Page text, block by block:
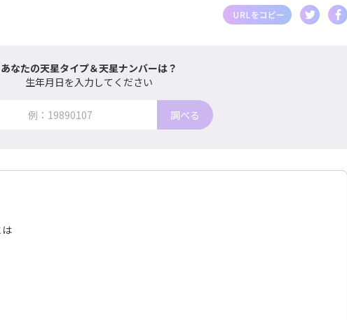
あなたの天星タイプ＆天星ナンバーは？
生年月日を入力してください
調べる